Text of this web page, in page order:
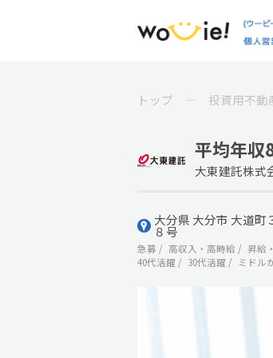
トップ 投資用不動
平均年収
大東建託株式
大分県 大分市 大道町
８号
急募 高収入・高時給 昇給
40代活躍
30代活躍 ミドル